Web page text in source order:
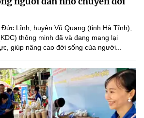
Lĩnh, huyện Vũ Quang (tỉnh Hà Tĩnh),
thông minh đã và đang mang lại
giúp nâng cao đời sống của người...